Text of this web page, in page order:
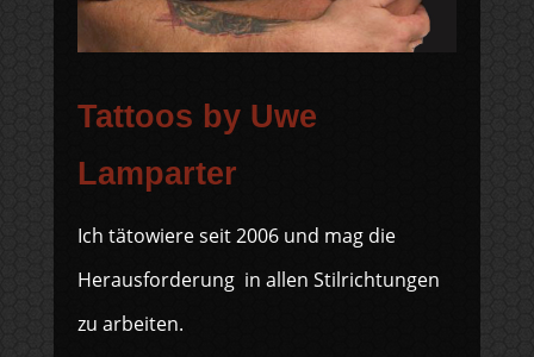
Tattoos by Uwe
Lamparter
Ich tätowiere seit 2006 und mag die
Herausforderung in allen Stilrichtungen
zu arbeiten.